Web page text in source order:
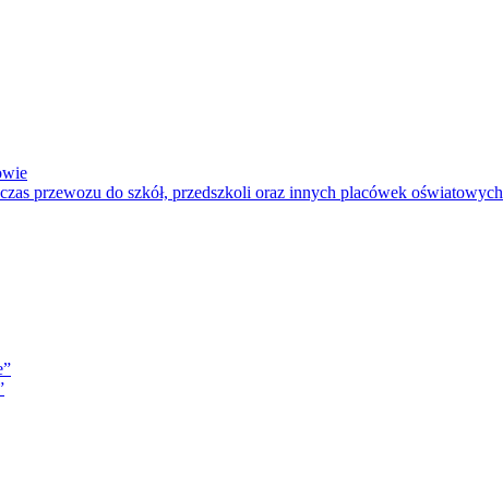
przewozu do szkół, przedszkoli oraz innych placówek oświatowych